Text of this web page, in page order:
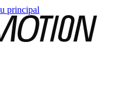
principal